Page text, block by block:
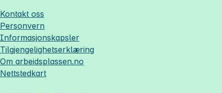
Kontakt oss
Personvern
Informasjonskapsler
Tilgjengelighetserklæring
Om arbeidsplassen.no
Nettstedkart